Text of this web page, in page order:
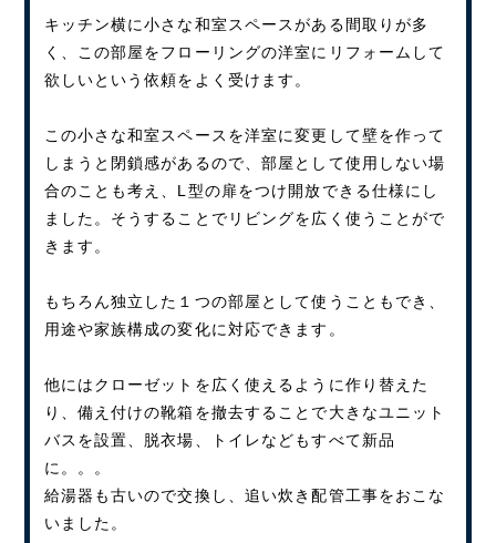
キッチン横に小さな和室スペースがある間取りが多
く、この部屋をフローリングの洋室にリフォームして
欲しいという依頼をよく受けます。
この小さな和室スペースを洋室に変更して壁を作って
しまうと閉鎖感があるので、部屋として使用しない場
合のことも考え、L型の扉をつけ開放できる仕様にし
ました。そうすることでリビングを広く使うことがで
きます。
もちろん独立した１つの部屋として使うこともでき、
用途や家族構成の変化に対応できます。
他にはクローゼットを広く使えるように作り替えた
り、備え付けの靴箱を撤去することで大きなユニット
バスを設置、脱衣場、トイレなどもすべて新品
に。。。
給湯器も古いので交換し、追い炊き配管工事をおこな
いました。